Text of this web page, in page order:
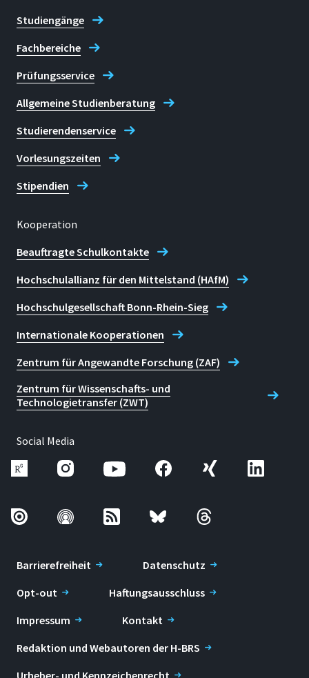
Studiengänge
Fachbereiche
Prüfungsservice
Allgemeine Studienberatung
Studierendenservice
Vorlesungszeiten
Stipendien
Kooperation
Beauftragte Schulkontakte
Hochschulallianz für den Mittelstand (HAfM)
Hochschulgesellschaft Bonn-Rhein-Sieg
Internationale Kooperationen
Zentrum für Angewandte Forschung (ZAF)
Zentrum für Wissenschafts- und
Technologietransfer (ZWT)
Social Media
Barrierefreiheit
Datenschutz
Opt-out
Haftungsausschluss
Impressum
Kontakt
Redaktion und Webautoren der H-BRS
Urheber- und Kennzeichenrecht